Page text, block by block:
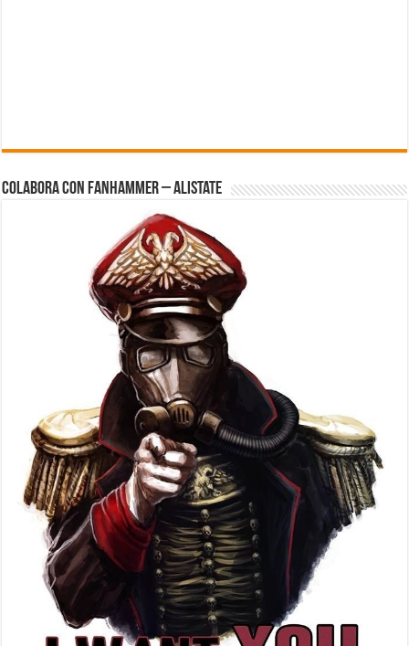
Colabora con FanHammer – Alistate